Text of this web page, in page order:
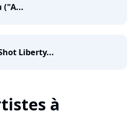
("A...
Liberty...
à